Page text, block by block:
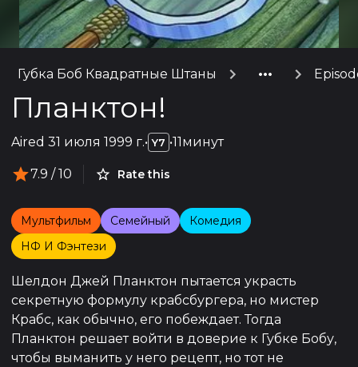
Губка Боб Квадратные Штаны
Планктон!
Aired 31 июля 1999 г.• Y7 •11минут
7.9 / 10 Rate this
Мультфильм Семейный
Комедия
НФ И Фэнтези
Шелдон Джей Планктон пытается украсть
секретную формулу крабсбургера, но мистер
Крабс, как обычно, его побеждает. Тогда
Планктон решает войти в доверие к Губке Бобу,
чтобы выманить у него рецепт, но тот не